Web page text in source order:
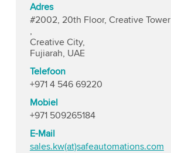
Adres
#2002, 20th Floor, Creative Tower
,
Creative City,
Fujiarah, UAE
Telefoon
+971 4 546 69220
Mobiel
+971 509265184
E-Mail
sales.kw(at)safeautomations.com